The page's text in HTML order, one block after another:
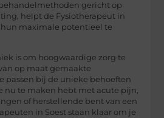
gericht op
helpt de Fysiotherapeut in
maximale potentieel te
is om hoogwaardige zorg te
op maat gemaakte
passen bij de unieke behoeften
nu te maken hebt met acute pijn,
of herstellende bent van een
in Soest staan klaar om je